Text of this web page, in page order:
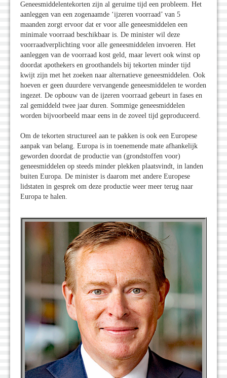
Geneesmiddelentekorten zijn al geruime tijd een probleem. Het
aanleggen van een zogenaamde ‘ijzeren voorraad’ van 5
maanden zorgt ervoor dat er voor alle geneesmiddelen een
minimale voorraad beschikbaar is. De minister wil deze
voorraadverplichting voor alle geneesmiddelen invoeren. Het
aanleggen van de voorraad kost geld, maar levert ook winst op
doordat apothekers en groothandels bij tekorten minder tijd
kwijt zijn met het zoeken naar alternatieve geneesmiddelen. Ook
hoeven er geen duurdere vervangende geneesmiddelen te worden
ingezet. De opbouw van de ijzeren voorraad gebeurt in fases en
zal gemiddeld twee jaar duren. Sommige geneesmiddelen
worden bijvoorbeeld maar eens in de zoveel tijd geproduceerd.
Om de tekorten structureel aan te pakken is ook een Europese
aanpak van belang. Europa is in toenemende mate afhankelijk
geworden doordat de productie van (grondstoffen voor)
geneesmiddelen op steeds minder plekken plaatsvindt, in landen
buiten Europa. De minister is daarom met andere Europese
lidstaten in gesprek om deze productie weer meer terug naar
Europa te halen.